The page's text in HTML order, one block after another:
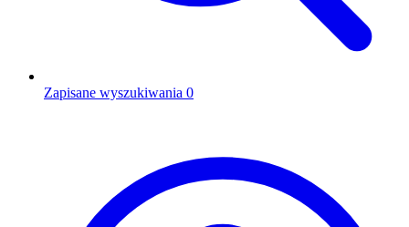
Zapisane wyszukiwania 0